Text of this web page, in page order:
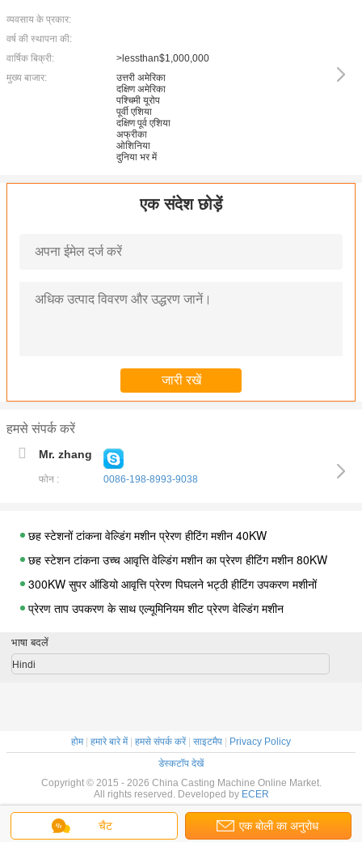
व्यवसाय के प्रकार:
वर्ष की स्थापना की:
वार्षिक बिक्री:
>lessthan$1,000,000
मुख्य बाजार:
उत्तरी अमेरिका
दक्षिण अमेरिका
पश्चिमी यूरोप
पूर्वी एशिया
दक्षिण पूर्व एशिया
अफ्रीका
ओशिनिया
दुनिया भर में
एक संदेश छोड़ें
हमसे संपर्क करें
Mr. zhang
फोन : 0086-198-8993-9038
छह स्टेशन टांकना उच्च आवृत्ति वेल्डिंग मशीन का प्रेरण हीटिंग मशीन 80KW
300KW सुपर ऑडियो आवृत्ति प्रेरण पिघलने भट्ठी हीटिंग उपकरण मशीनों
प्रेरण ताप उपकरण के साथ एल्यूमिनियम शीट प्रेरण वेल्डिंग मशीन
औद्योगिक 25KW सुपर ऑडियो आवृत्ति प्रेरण हीटिंग उपकरण, CE ROHS एसजीएस
पेशेवर सुपर ऑडियो आवृत्ति शामिल हीटिंग उपकरण डिवाइस 40KW
औद्योगिक विद्युत चुम्बकीय प्रेरण हीटिंग उपकरण वेल्डिंग मशीन
100KW सुपर ऑडियो आवृत्ति प्रेरण गर्मी उपचार मशीन उपकरण गलाने के लिए
फोर्जिंग तीन चरण सुपर ऑडियो आवृत्ति शामिल हीटिंग उपकरण 120KW
160kw सुपर ऑडियो आवृत्ति शामिल हीटिंग उपकरण फोर्जिंग के लिए
सुपर ऑडियो आवृत्ति प्रेरण ताप उपकरण 200KW हीटर क्वेंसिंग
चैट एक बोली का अनुरोध
भाषा बदलें
Hindi
होम| हमारे बारे में| हमसे संपर्क करें| साइटमैप | Privacy Policy
डेस्कटॉप देखें
Copyright © 2015 - 2026 China Casting Machine Online Market.
All rights reserved. Developed by ECER